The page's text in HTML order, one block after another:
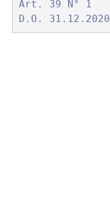
Art. 39 N° 1
D.O. 31.12.2020